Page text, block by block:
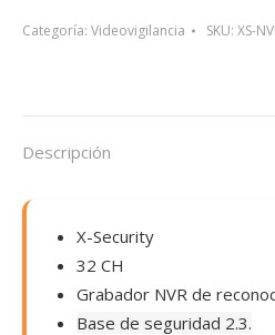
cantidad
Categoría: Videovigilancia SKU: XS-
Descripción
X-Security
32 CH
Grabador NVR de
Base de seguridad 2.3.